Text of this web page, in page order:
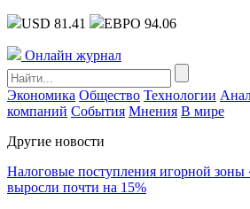
USD 81.41 ЕВРО 94.06
Онлайн журнал
Экономика Общество Технологии
компаний События Мнения В мире
Другие новости
Налоговые поступления игорной зоны
выросли почти на 15%